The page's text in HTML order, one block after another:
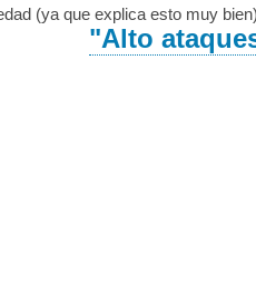
(ya que explica esto muy
"Alto